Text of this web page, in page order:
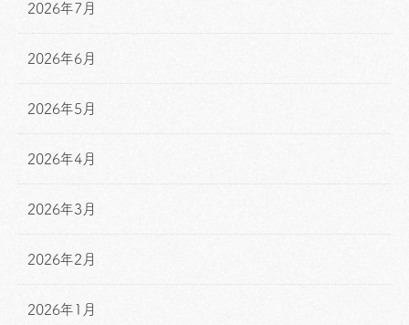
2026年7月
2026年6月
2026年5月
2026年4月
2026年3月
2026年2月
2026年1月